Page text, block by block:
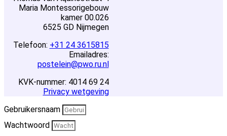
Maria Montessorigebouw
kamer 00.026
6525 GD Nijmegen
Telefoon: +31 24 3615815
Emailadres:
postelein@pwo.ru.nl
KVK-nummer: 4014 69 24
Privacy wetgeving
Gebruikersnaam
Wachtwoord